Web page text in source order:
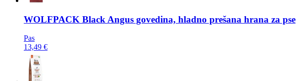
WOLFPACK Black Angus govedina, hladno prešana hrana za pse
Pas
13,49 €